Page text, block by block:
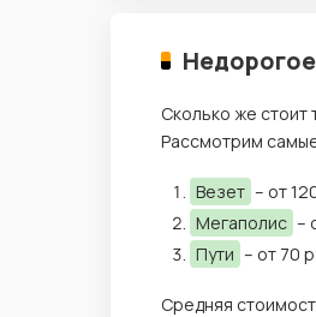
Сколько же стоит
Рассмотрим
Везет – от
Мегаполис –
Пути – от 70
Средняя